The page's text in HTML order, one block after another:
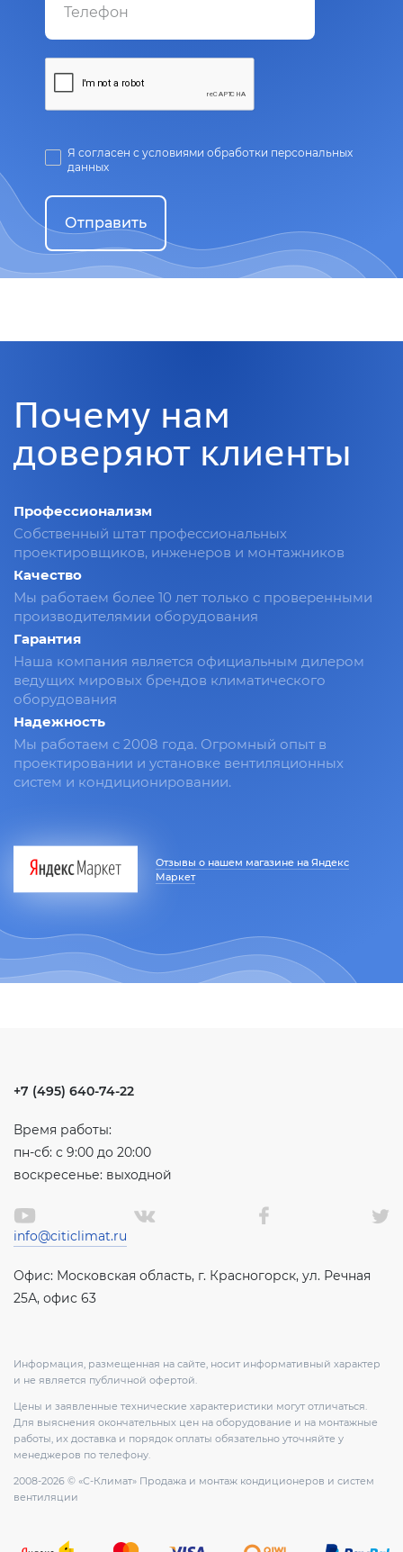
Я согласен с условиями обработки персональных
данных
Отправить
Почему нам
доверяют клиенты
Профессионализм
Собственный штат профессиональных
проектировщиков, инженеров и монтажников
Качество
Мы работаем более 10 лет только с проверенными
производителямии оборудования
Гарантия
Наша компания является официальным дилером
ведущих мировых брендов климатического
оборудования
Надежность
Мы работаем с 2008 года. Огромный опыт в
проектировании и установке вентиляционных
систем и кондиционировании.
Отзывы о нашем магазине на Яндекс
Маркет
+7 (495) 640-74-22
Время работы:
пн-сб: с 9:00 до 20:00
воскресенье: выходной
info@citiclimat.ru
Офис: Московская область, г. Красногорск, ул. Речная
25А, офис 63
Информация, размещенная на сайте, носит информативный характер
и не является публичной офертой.
Цены и заявленные технические характеристики могут отличаться.
Для выяснения окончательных цен на оборудование и на монтажные
работы, их доставка и порядок оплаты обязательно уточняйте у
менеджеров по телефону.
2008-2026 © «С-Климат» Продажа и монтаж кондиционеров и систем
вентиляции